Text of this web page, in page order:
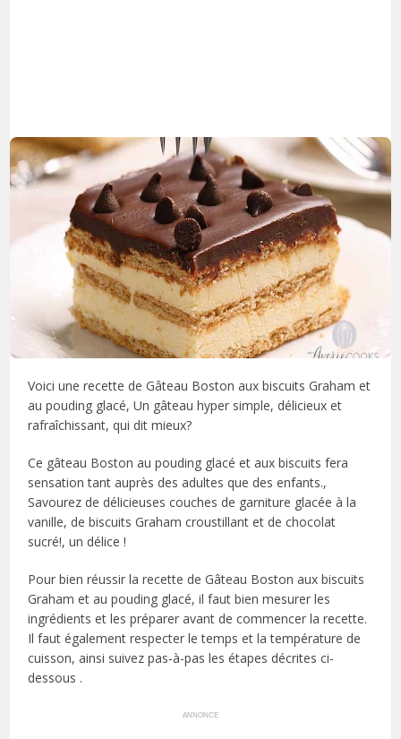
Voici une recette de Gâteau Boston aux biscuits Graham et
au pouding glacé, Un gâteau hyper simple, délicieux et
rafraîchissant, qui dit mieux?
Ce gâteau Boston au pouding glacé et aux biscuits fera
sensation tant auprès des adultes que des enfants.,
Savourez de délicieuses couches de garniture glacée à la
vanille, de biscuits Graham croustillant et de chocolat
sucré!, un délice !
Pour bien réussir la recette de Gâteau Boston aux biscuits
Graham et au pouding glacé, il faut bien mesurer les
ingrédients et les préparer avant de commencer la recette.
Il faut également respecter le temps et la température de
cuisson, ainsi suivez pas-à-pas les étapes décrites ci-
dessous .
ANNONCE